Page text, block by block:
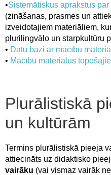
•Sistemātiskus aprakstus
(zināšanas, prasmes un
izveidotajiem materiāliem,
plurilingvālo un starpkultūru
• Datu bāzi ar mācību
• Mācību materiālus
Plurālistiskā
un kultūrām
Termins plurālistiskā pieeja
attiecināts uz didaktisko
vairāku (vai vismaz vairāk